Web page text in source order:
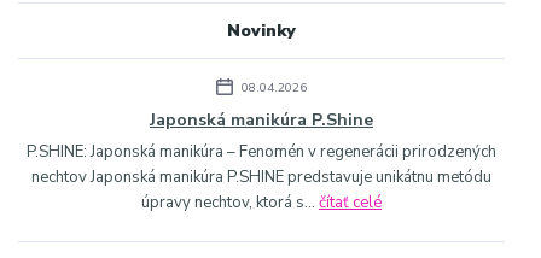
Novinky
08.04.2026
Japonská manikúra P.Shine
P.SHINE: Japonská manikúra – Fenomén v regenerácii prirodzených
nechtov Japonská manikúra P.SHINE predstavuje unikátnu metódu
úpravy nechtov, ktorá s... čítať celé